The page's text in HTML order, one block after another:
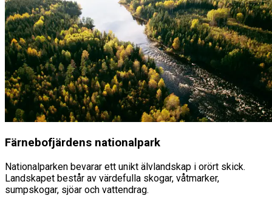
Färnebofjärdens nationalpark
Nationalparken bevarar ett unikt älvlandskap i orört skick.
Landskapet består av värdefulla skogar, våtmarker,
sumpskogar, sjöar och vattendrag.